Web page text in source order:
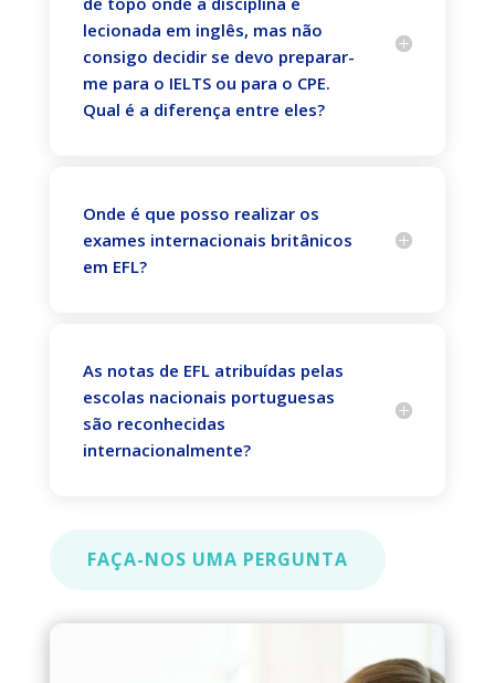
lecionada em inglês, mas não
consigo decidir se devo preparar-
me para o IELTS ou para o CPE.
Qual é a diferença entre eles?
Onde é que posso realizar os
exames internacionais britânicos
em EFL?
As notas de EFL atribuídas pelas
escolas nacionais portuguesas
são reconhecidas
internacionalmente?
FAÇA-NOS UMA PERGUNTA